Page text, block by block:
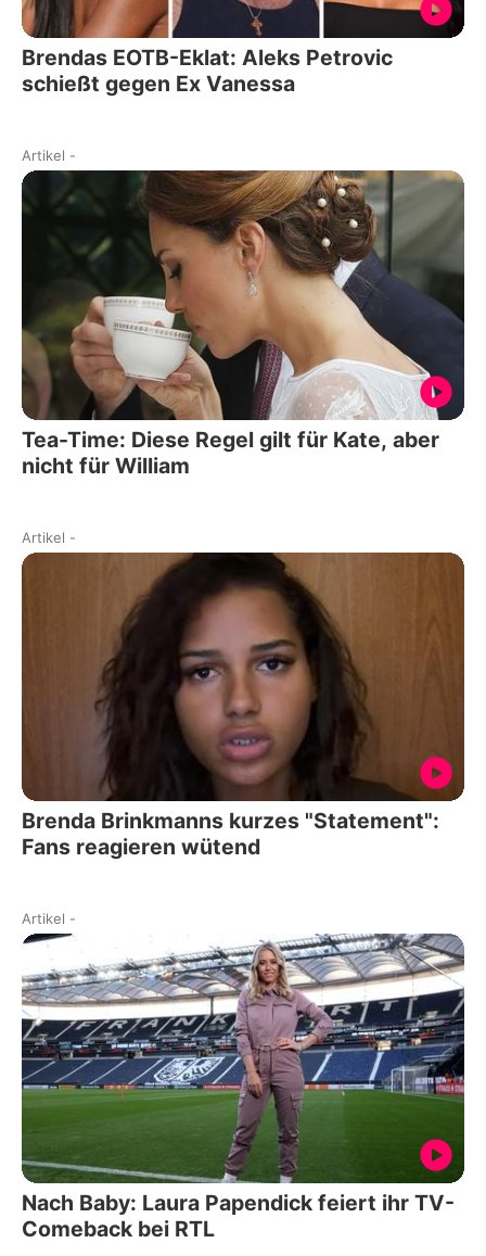
Brendas EOTB-Eklat: Aleks Petrovic
schießt gegen Ex Vanessa
Artikel -
Tea-Time: Diese Regel gilt für Kate, aber
nicht für William
Artikel -
Brenda Brinkmanns kurzes "Statement":
Fans reagieren wütend
Artikel -
Nach Baby: Laura Papendick feiert ihr TV-
Comeback bei RTL